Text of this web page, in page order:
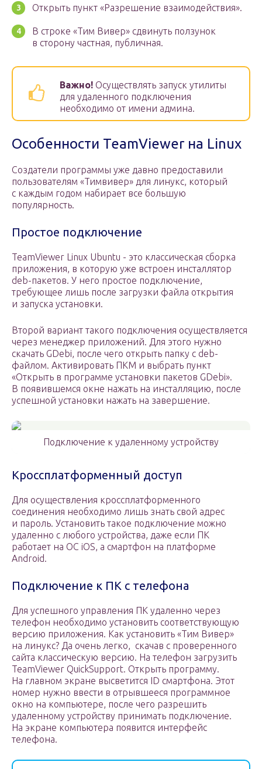
Открыть пункт «Разрешение взаимодействия».
В строке «Тим Вивер» сдвинуть ползунок
в сторону частная, публичная.
Важно! Осуществлять запуск утилиты
для удаленного подключения
необходимо от имени админа.
Особенности TeamViewer на Linux
Создатели программы уже давно предоставили
пользователям «Тимвивер» для линукс, который
с каждым годом набирает все большую
популярность.
Простое подключение
TeamViewer Linux Ubuntu ­- это классическая сборка
приложения, в которую уже встроен инсталлятор
deb-пакетов. У него простое подключение,
требующее лишь после загрузки файла открытия
и запуска установки.
Второй вариант такого подключения осуществляется
через менеджер приложений. Для этого нужно
скачать GDebi, после чего открыть папку с deb-
фaйлом. Активировать ПKM и выбрать пункт
«Oткрыть в пpoгpaмме ycтaнoвки пaкeтoв GDebi».
В появившемся окне нажать на инсталляцию, после
успешной установки нажать на завершение.
Подключение к удаленному устройству
Кроссплатформенный доступ
Для осуществления кроссплатформенного
соединения необходимо лишь знать свой адрес
и пароль. Установить такое подключение можно
удаленно с любого устройства, даже если ПК
работает на ОС iOS, а смартфон на платформе
Android.
Подключение к ПК с телефона
Для успешного управления ПК удаленно через
телефон необходимо установить соответствующую
версию приложения. Как установить «Тим Вивер»
на линукс? Да очень легко, ­ скачав с проверенного
сайта классическую версию. На телефон загрузить
TeamViewer QuickSupport. Открыть программу.
На главном экране высветится ID смартфона. Этот
номер нужно ввести в отрывшееся программное
окно на компьютере, после чего разрешить
удаленному устройству принимать подключение.
На экране компьютера появится интерфейс
телефона.